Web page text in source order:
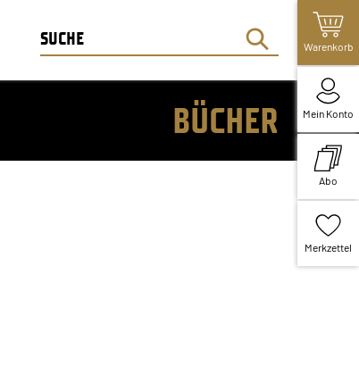
Warenkorb
Mein Konto
Abo
Merkzettel
BÜCHER